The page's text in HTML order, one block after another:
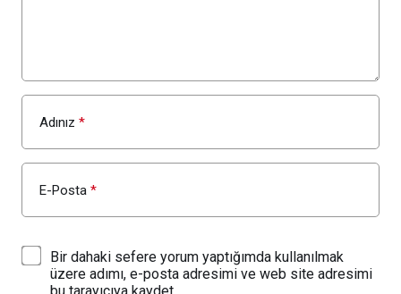
Adınız *
E-Posta *
Bir dahaki sefere yorum yaptığımda kullanılmak
üzere adımı, e-posta adresimi ve web site adresimi